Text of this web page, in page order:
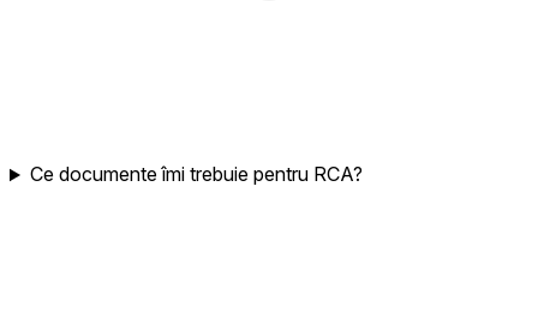
Ce documente îmi trebuie pentru RCA?